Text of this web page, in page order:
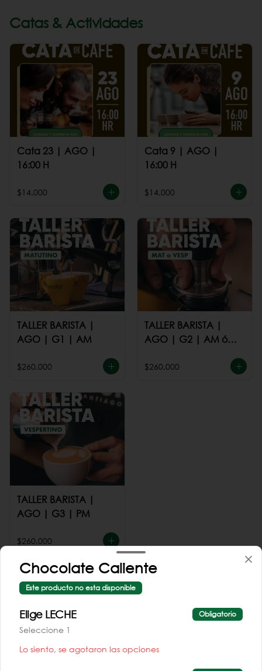
Catas & Actividades
Cata 23 | AGO |
16:00 H
$14.000
Cata 9 | AGO |
16:00 H
$14.000
TALLER BARISTA |
AGO | G1 | AM
$260.000
TALLER BARISTA |
AGO | G2 | AM ó
$260.000
TALLER BARISTA |
AGO | G3 | PM
$260.000
Conócenos
Chocolate Caliente
Este producto no esta disponible
Elige LECHE Obligatorio
Seleccione 1
Lo siento, se agotaron las opciones